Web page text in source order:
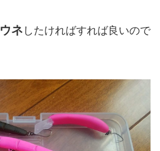
ネ したければすれば良いので